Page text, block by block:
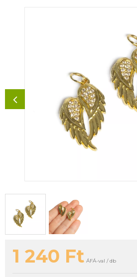
1 240 Ft ÁFÁ-val / db